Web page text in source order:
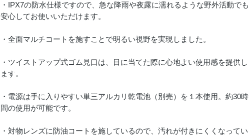
・IPX7の防水仕様ですので、急な降雨や夜露に濡れるような野外活動でも
安心してお使いいただけます。
・全面マルチコートを施すことで明るい視野を実現しました。
・ツイストアップ式ゴム見口は、目に当てた際に心地よい使用感を提供し
ます。
・電源は手に入りやすい単三アルカリ乾電池（別売）を１本使用。約30時
間の使用が可能です。
・対物レンズに防油コートを施しているので、汚れが付きにくくなってい